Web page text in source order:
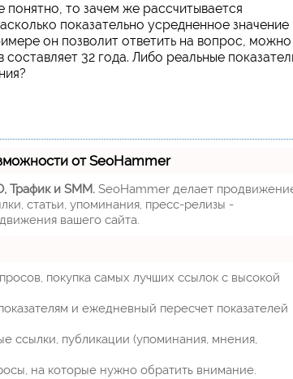
то зачем же рассчитывается
показательно усредненное значение
он позволит ответить на вопрос, можно
32 года. Либо реальные
от SeoHammer
Трафик и SMM. SeoHammer делает
статьи, упоминания, пресс-релизы -
вашего сайта.
покупка самых лучших ссылок с высокой
и ежедневный пересчет показателей
ссылки, публикации (упоминания, мнения,
на которые нужно обратить внимание.